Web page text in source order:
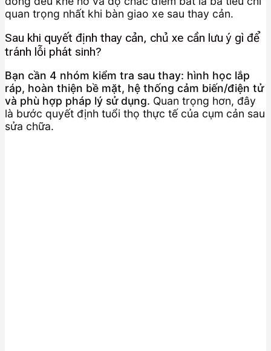
quan trọng nhất khi bàn giao xe sau thay cản.
Sau khi quyết định thay cản, chủ xe cần lưu ý gì để
tránh lỗi phát sinh?
Bạn cần 4 nhóm kiểm tra sau thay: hình học lắp
ráp, hoàn thiện bề mặt, hệ thống cảm biến/điện tử
và phù hợp pháp lý sử dụng. Quan trọng hơn, đây
là bước quyết định tuổi thọ thực tế của cụm cản sau
sửa chữa.